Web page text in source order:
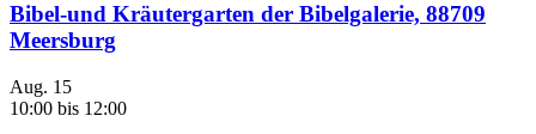
Bibel-und Kräutergarten der Bibelgalerie, 88709
Meersburg
Aug. 15
10:00 bis 12:00